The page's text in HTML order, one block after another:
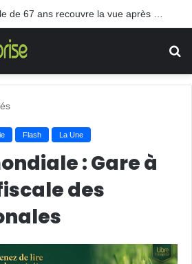
Flash La Une
: Gare à
des